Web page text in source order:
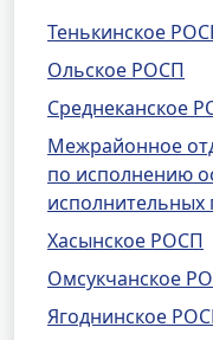
Тенькинское
Ольское РОСП
Среднеканское
Межрайонное
по исполнению
исполнительных
Хасынское РОСП
Омсукчанское
Ягоднинское